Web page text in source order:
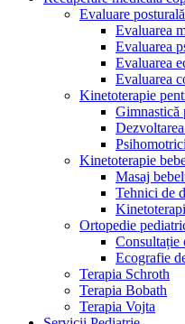
Evaluare
Evaluarea
Evaluarea
Evaluarea
Evaluarea
Kinetoterapie
Gimnastică
Kinetoterapie
Masaj
Tehnici de
Ortopedie
Consultație
Ecografie
Terapia Schroth
Terapia Bobath
Terapia Vojta